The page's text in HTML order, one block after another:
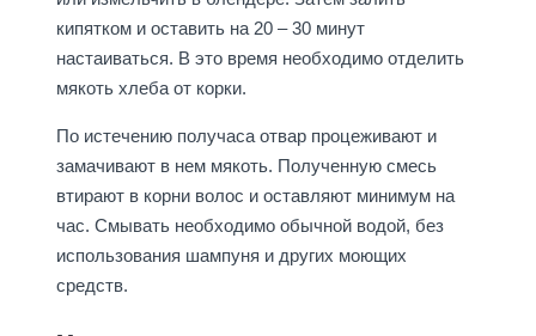
кипятком и оставить на 20 – 30 минут
настаиваться. В это время необходимо отделить
мякоть хлеба от корки.
По истечению получаса отвар процеживают и
замачивают в нем мякоть. Полученную смесь
втирают в корни волос и оставляют минимум на
час. Смывать необходимо обычной водой, без
использования шампуня и других моющих
средств.